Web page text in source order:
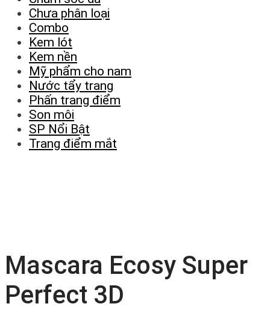
Chưa phân loại
Combo
Kem lót
Kem nền
Mỹ phẩm cho nam
Nước tẩy trang
Phấn trang điểm
Son môi
SP Nổi Bật
Trang điểm mắt
Mascara Ecosy Super
Perfect 3D